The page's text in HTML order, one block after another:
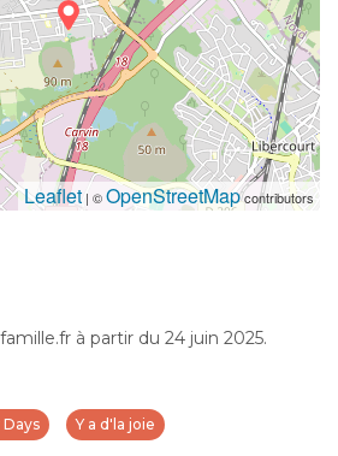
Leaflet | ©OpenStreetMapcontributors
à partir du 24 juin 2025.
Y a d'la joie